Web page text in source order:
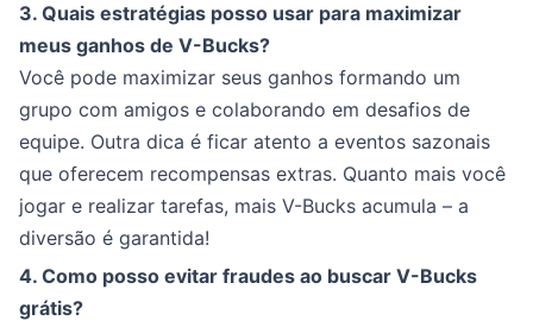
3. Quais estratégias posso usar para maximizar
meus ganhos de V-Bucks?
Você pode maximizar seus ganhos formando um
grupo com amigos e colaborando em desafios de
equipe. Outra dica é ficar atento a eventos sazonais
que oferecem recompensas extras. Quanto mais você
jogar e realizar tarefas, mais V-Bucks acumula – a
diversão é garantida!
4. Como posso evitar fraudes ao buscar V-Bucks
grátis?